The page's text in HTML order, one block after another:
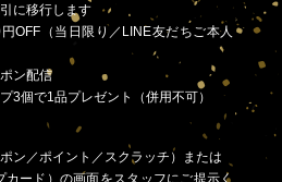
に移行します
OFF（当日限り／LINE友だちご本人
ン配信
3個で1品プレゼント（併用不可）
ン／ポイント／スクラッチ）または
ード）の画面をスタッフにご提示く